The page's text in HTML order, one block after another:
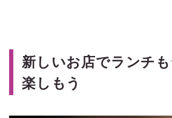
新しいお店でランチ
楽しもう